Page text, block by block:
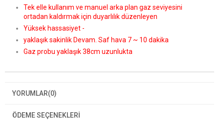
Tek elle kullanım ve manuel arka plan gaz seviyesini
ortadan kaldırmak için duyarlılık düzenleyen
Yüksek hassasiyet -
yaklaşık sakinlik Devam. Saf hava 7 ~ 10 dakika
Gaz probu yaklaşık 38cm uzunlukta
YORUMLAR(0)
ÖDEME SEÇENEKLERI